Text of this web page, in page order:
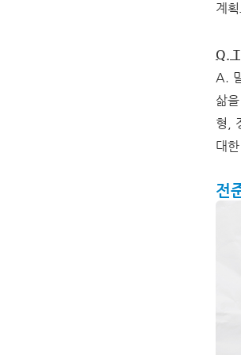
계
Q.
A.
삶
형,
대
전